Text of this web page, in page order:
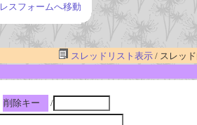
レスフォームへ移動
スレッドリスト表示/ スレッド
削除キー
/